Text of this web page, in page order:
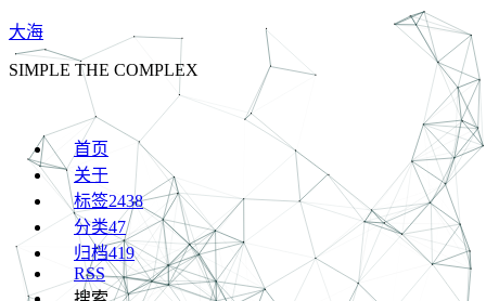
大海
SIMPLE THE COMPLEX
首页
关于
标签2438
分类47
归档419
RSS